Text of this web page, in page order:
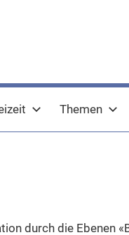
Themen
durch die Ebenen